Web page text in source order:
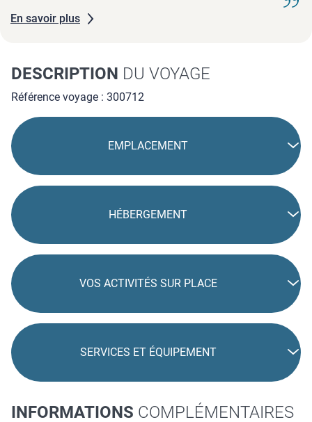
En savoir plus
DESCRIPTION DU VOYAGE
Référence voyage : 300712
EMPLACEMENT
HÉBERGEMENT
VOS ACTIVITÉS SUR PLACE
SERVICES ET ÉQUIPEMENT
INFORMATIONS COMPLÉMENTAIRES